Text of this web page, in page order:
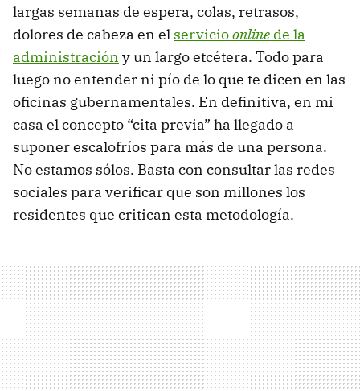
largas semanas de espera, colas, retrasos,
dolores de cabeza en el servicioonline de la
administración y un largo etcétera. Todo para
luego no entender ni pío de lo que te dicen en las
oficinas gubernamentales. En definitiva, en mi
casa el concepto “cita previa” ha llegado a
suponer escalofríos para más de una persona.
No estamos sólos. Basta con consultar las redes
sociales para verificar que son millones los
residentes que critican esta metodología.